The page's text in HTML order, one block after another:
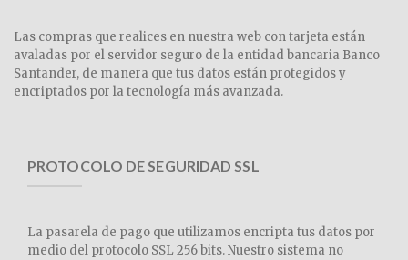
Las compras que realices en nuestra web con tarjeta están
avaladas por el servidor seguro de la entidad bancaria Banco
Santander, de manera que tus datos están protegidos y
encriptados por la tecnología más avanzada.
PROTOCOLO DE SEGURIDAD SSL
La pasarela de pago que utilizamos encripta tus datos por
medio del protocolo SSL 256 bits. Nuestro sistema no